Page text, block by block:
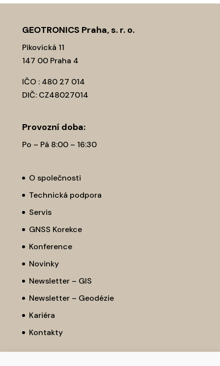
GEOTRONICS Praha, s. r. o.
Pikovická 11
147 00 Praha 4
IČO : 480 27 014
DIČ: CZ48027014
Provozní­ doba:
Po – Pá 8:00 – 16:30
O společnosti
Technická podpora
Servis
GNSS Korekce
Konference
Novinky
Newsletter – GIS
Newsletter – Geodézie
Kariéra
Kontakty